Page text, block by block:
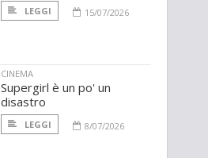
LEGGI 15/07/2026
CINEMA
Supergirl è un po' un
disastro
LEGGI 8/07/2026